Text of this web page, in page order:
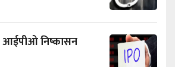
आईपीओ निष्कासन